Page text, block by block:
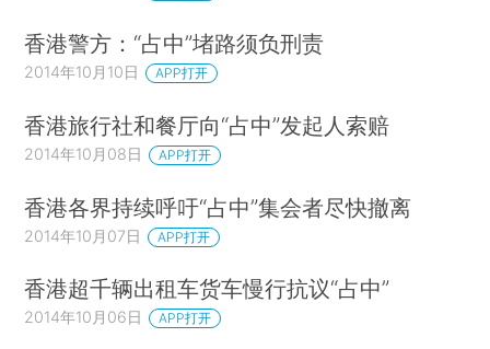
香港警方：“占中”堵路须负刑责
2014年10月10日 APP打开
香港旅行社和餐厅向“占中”发起人索赔
2014年10月08日 APP打开
香港各界持续呼吁“占中”集会者尽快撤离
2014年10月07日 APP打开
香港超千辆出租车货车慢行抗议“占中”
2014年10月06日 APP打开